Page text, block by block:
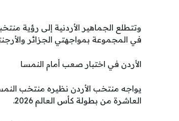
وتتطلع الجماهير الأردنية إلى رؤية
في المجموعة بمواجهتي الجزائر
الأردن في اختبار صعب أمام النمسا
يواجه منتخب الأردن نظيره منتخب
العاشرة من بطولة كأس العالم 2026.